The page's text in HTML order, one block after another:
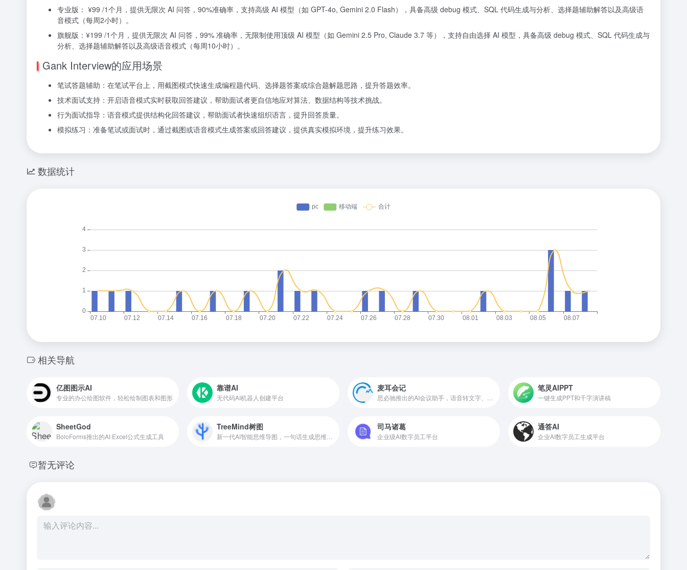
专业版： ¥99 /1个月，提供无限次 AI 问答，90%准确率，支持高级 AI 模型（如 GPT-4o, Gemini 2.0 Flash），具备高级 debug 模式、SQL 代码生成与分析、选择题辅助解答以及高级语
音模式（每周2小时）。
旗舰版：¥199 /1个月，提供无限次 AI 问答，99% 准确率，无限制使用顶级 AI 模型（如 Gemini 2.5 Pro, Claude 3.7 等），支持自由选择 AI 模型，具备高级 debug 模式、SQL 代码生成与
分析、选择题辅助解答以及高级语音模式（每周10小时）。
Gank Interview的应用场景
笔试答题辅助：在笔试平台上，用截图模式快速生成编程题代码、选择题答案或综合题解题思路，提升答题效率。
技术面试支持：开启语音模式实时获取回答建议，帮助面试者更自信地应对算法、数据结构等技术挑战。
行为面试指导：语音模式提供结构化回答建议，帮助面试者快速组织语言，提升回答质量。
模拟练习：准备笔试或面试时，通过截图或语音模式生成答案或回答建议，提供真实模拟环境，提升练习效果。
数据统计
相关导航
亿图图示AI
专业的办公绘图软件，轻松绘制图表和图形
靠谱AI
无代码AI机器人创建平台
麦耳会记 笔灵AIPPT
一键生成PPT和千字演讲稿
SheetGod
BoloForms推出的AI Excel公式生成工具
TreeMind树图 司马诸葛
企业级AI数字员工平台
通答AI
企业AI数字员工生成平台
暂无评论